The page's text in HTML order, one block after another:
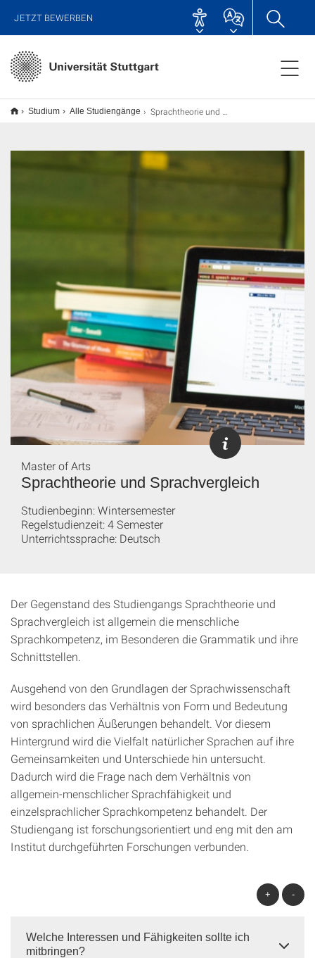
JETZT BEWERBEN
Studium Alle Studiengänge Sprachtheorie und Sprachvergleich M.A.
Sprachtheorie und Sprachvergleich
Master of Arts
Studienbeginn: Wintersemester
Regelstudienzeit: 4 Semester
Unterrichtssprache: Deutsch
Der Gegenstand des Studiengangs Sprachtheorie und
Sprachvergleich ist allgemein die menschliche
Sprachkompetenz, im Besonderen die Grammatik und ihre
Schnittstellen.
Ausgehend von den Grundlagen der Sprachwissenschaft
wird besonders das Verhältnis von Form und Bedeutung
von sprachlichen Äußerungen behandelt. Vor diesem
Hintergrund wird die Vielfalt natürlicher Sprachen auf ihre
Gemeinsamkeiten und Unterschiede hin untersucht.
Dadurch wird die Frage nach dem Verhältnis von
allgemein-menschlicher Sprachfähigkeit und
einzelsprachlicher Sprachkompetenz behandelt. Der
Studiengang ist forschungsorientiert und eng mit den am
Institut durchgeführten Forschungen verbunden.
+ -
Welche Interessen und Fähigkeiten sollte ich
mitbringen?